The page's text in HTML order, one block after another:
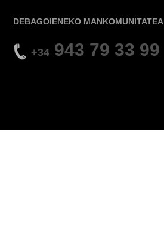
DEBAGOIENEKO MANKOMUNITATEA
+34 943 79 33 99